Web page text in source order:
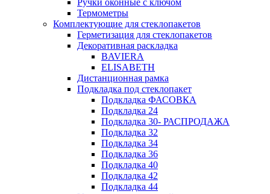
Термометры
Комплектующие для стеклопакетов
Герметизация для стеклопакетов
Декоративная раскладка
BAVIERA
ELISABETH
Дистанционная рамка
Подкладка под стеклопакет
Подкладка ФАСОВКА
Подкладка 24
Подкладка 30- РАСПРОДАЖА
Подкладка 32
Подкладка 34
Подкладка 36
Подкладка 40
Подкладка 42
Подкладка 44